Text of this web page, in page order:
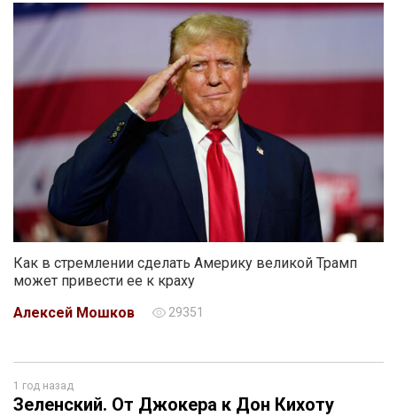
Как в стремлении сделать Америку великой Трамп
может привести ее к краху
Алексей Мошков
29351
1 год назад
Зеленский. От Джокера к Дон Кихоту